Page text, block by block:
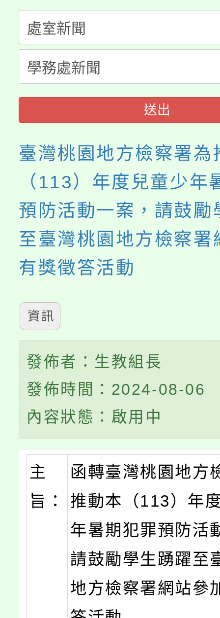
心理、諮商輔導、社會
系所師生報名參加。
門員」簡章及活動海報
踴躍報名參加。
要點
「桃園市補助參觀特色
展演活動實施計畫」
115年度「教育部表揚
義教育推展貢獻獎」
「2026 ART TAIPEI臺
博覽會」之「藝術教育
送出
臺灣桃園地方檢察署為
（113）年度兒童少年
預防活動一案，請鼓勵
至臺灣桃園地方檢察署
有獎徵答活動
資訊
發佈者：生教組長
發佈時間：2024-08-06
內容狀態：啟用中
主
旨：
函轉臺灣桃園地方
推動本（113）年
年暑期犯罪預防活
請鼓勵學生踴躍至
地方檢察署網站參